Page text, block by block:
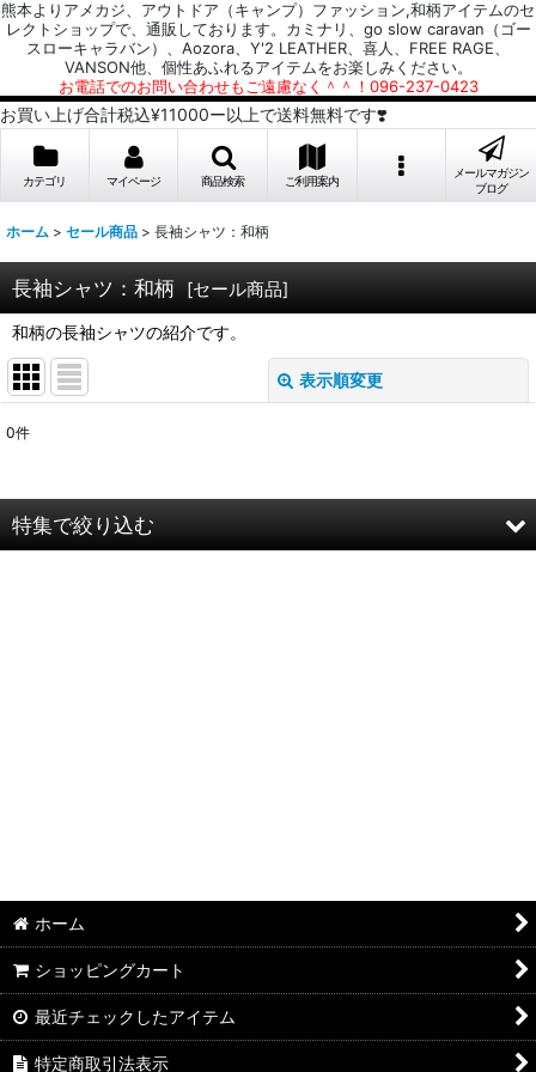
熊本よりアメカジ、アウトドア（キャンプ）ファッション,和柄アイテムのセ
レクトショップで、通販しております。カミナリ、go slow caravan（ゴー
スローキャラバン）、Aozora、Y'2 LEATHER、喜人、FREE RAGE、
VANSON他、個性あふれるアイテムをお楽しみください。
お電話でのお問い合わせもご遠慮なく＾＾！096-237-0423
お買い上げ合計税込¥11000ー以上で送料無料です❣️
カテゴリ マイページ 商品検索 ご利用案内
メールマガジン
ブログ
ホーム > セール商品 > 長袖シャツ：和柄
長袖シャツ：和柄 [セール商品]
和柄の長袖シャツの紹介です。
表示順変更
並び順 :
0件
特集で絞り込む
長袖シャツ：和柄
長袖シャツ：アメカジ・他
ジャケット：アメカジ・他
ホーム
ショッピングカート
最近チェックしたアイテム
特定商取引法表示